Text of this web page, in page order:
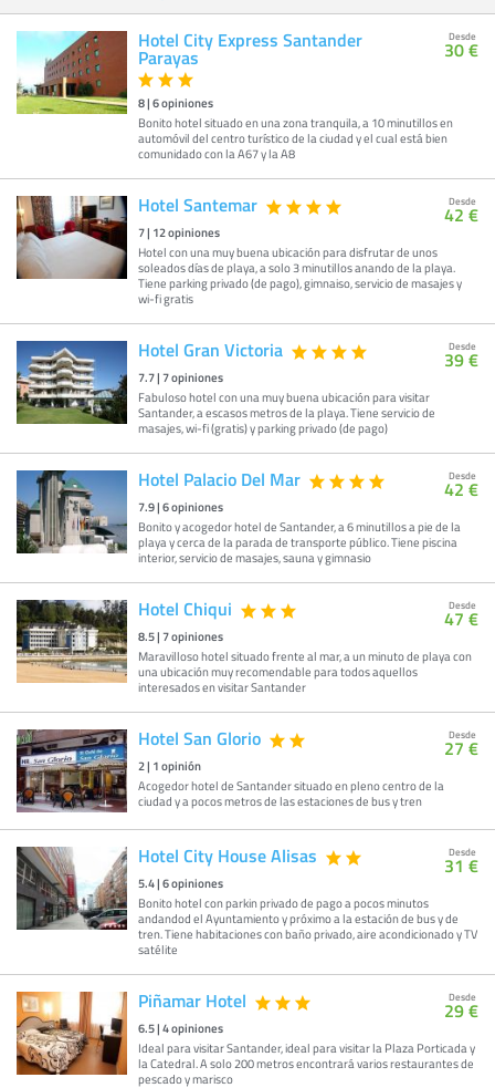
Hotel City Express Santander
Parayas
8|6opiniones
Bonito hotel situado en una zona tranquila, a 10 minutillos en
automóvil del centro turístico de la ciudad y el cual está bien
comunidado con la A67 y la A8
Desde
30 €
Hotel Santemar
7| 12opiniones
Hotel con una muy buena ubicación para disfrutar de unos
soleados días de playa, a solo 3 minutillos anando de la playa.
Tiene parking privado (de pago), gimnaiso, servicio de masajes y
wi-fi gratis
Desde
42 €
Hotel Gran Victoria
7.7|7opiniones
Fabuloso hotel con una muy buena ubicación para visitar
Santander, a escasos metros de la playa. Tiene servicio de
masajes, wi-fi (gratis) y parking privado (de pago)
Desde
39 €
Hotel Palacio Del Mar
7.9|6opiniones
Bonito y acogedor hotel de Santander, a 6 minutillos a pie de la
playa y cerca de la parada de transporte público. Tiene piscina
interior, servicio de masajes, sauna y gimnasio
Desde
42 €
Hotel Chiqui
8.5|7opiniones
Maravilloso hotel situado frente al mar, a un minuto de playa con
una ubicación muy recomendable para todos aquellos
interesados en visitar Santander
Desde
47 €
Hotel San Glorio
2| 1opinión
Acogedor hotel de Santander situado en pleno centro de la
ciudad y a pocos metros de las estaciones de bus y tren
Desde
27 €
Hotel City House Alisas
5.4|6opiniones
Bonito hotel con parkin privado de pago a pocos minutos
andandod el Ayuntamiento y próximo a la estación de bus y de
tren. Tiene habitaciones con baño privado, aire acondicionado y TV
satélite
Desde
31 €
Piñamar Hotel
6.5|4opiniones
Ideal para visitar Santander, ideal para visitar la Plaza Porticada y
la Catedral. A solo 200 metros encontrará varios restaurantes de
pescado y marisco
Desde
29 €